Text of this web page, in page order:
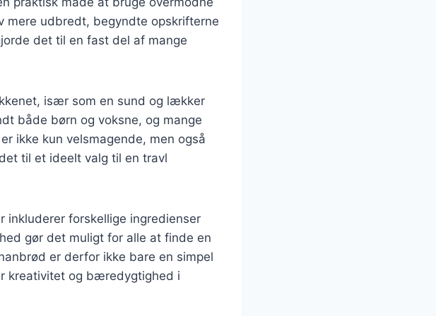
mere udbredt, begyndte opskrifterne
det til en fast del af mange
især som en sund og lækker
både børn og voksne, og mange
ikke kun velsmagende, men også
til et ideelt valg til en travl
inkluderer forskellige ingredienser
gør det muligt for alle at finde en
er derfor ikke bare en simpel
kreativitet og bæredygtighed i